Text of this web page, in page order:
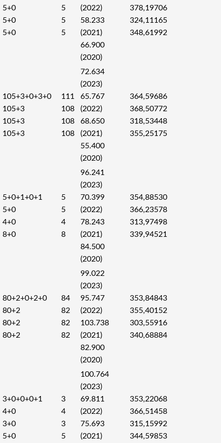
5+0
5+0
5+0
5
5
5
(2022)
58.233
(2021)
66.900
(2020)
378,19706
324,11165
348,61992
105+3+0+3+0
105+3
105+3
105+3
111
108
108
108
72.634
(2023)
65.767
(2022)
68.650
(2021)
55.400
(2020)
364,59686
368,50772
318,53448
355,25175
5+0+1+0+1
5+0
4+0
8+0
5
5
4
8
96.241
(2023)
70.399
(2022)
78.243
(2021)
84.500
(2020)
354,88530
366,23578
313,97498
339,94521
80+2+0+2+0
80+2
80+2
80+2
84
82
82
82
99.022
(2023)
95.747
(2022)
103.738
(2021)
82.900
(2020)
353,84843
355,40152
303,55916
340,68884
3+0+0+0+1
4+0
3+0
5+0
3
4
3
5
100.764
(2023)
69.811
(2022)
75.693
(2021)
353,22068
366,51458
315,15992
344,59853